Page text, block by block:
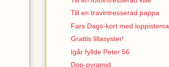
Till en travintresserad pappa
Fars Dags-kort med loppistema
Grattis lillasyster!
Igår fyllde Peter 56
Dop-pyramid